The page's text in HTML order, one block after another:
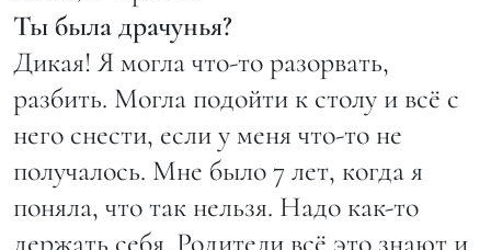
Ты была драчунья?
Дикая! Я могла что-то разорвать,
разбить. Могла подойти к столу и всё с
него снести, если у меня что-то не
получалось. Мне было 7 лет, когда я
поняла, что так нельзя. Надо как-то
держать себя. Родители всё это знают и,